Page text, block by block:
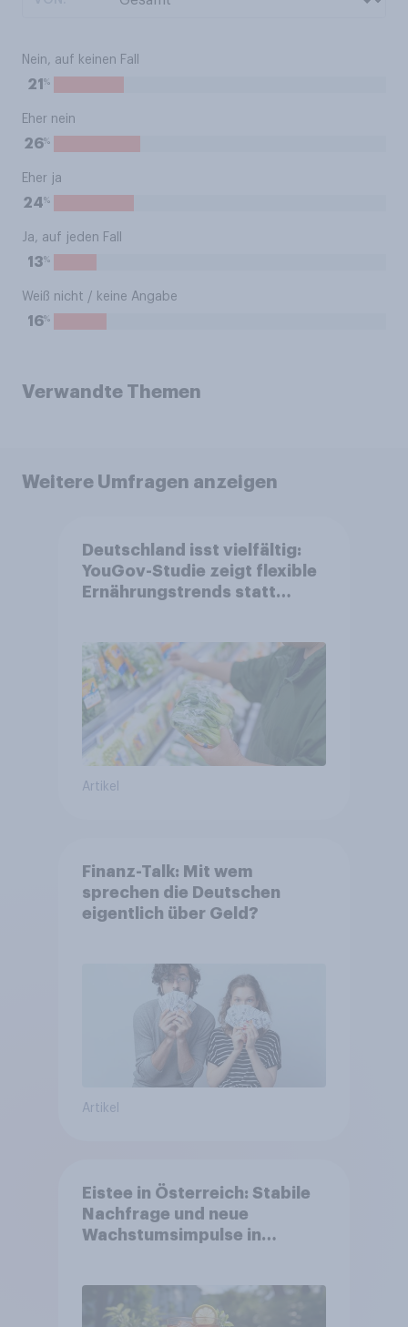
Nein, auf keinen Fall
21 %
Eher nein
26%
Eher ja
24%
Ja, auf jeden Fall
13%
Weiß nicht / keine Angabe
16%
Verwandte Themen
Weitere Umfragen anzeigen
Deutschland isst vielfältig:
YouGov-Studie zeigt flexible
Ernährungstrends statt
Artikel
Finanz-Talk: Mit wem
sprechen die Deutschen
eigentlich über Geld?
Artikel
Eistee in Österreich: Stabile
Nachfrage und neue
Wachstumsimpulse in